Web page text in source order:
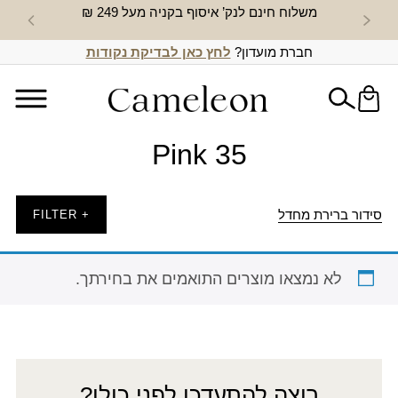
משלוח חינם לנק’ איסוף בקניה מעל 249 ₪ חדש
חברת מועדון? לחץ כאן לבדיקת נקודות
Pink 35
סידור ברירת מחדל + FILTER
לא נמצאו מוצרים התואמים את בחירתך.